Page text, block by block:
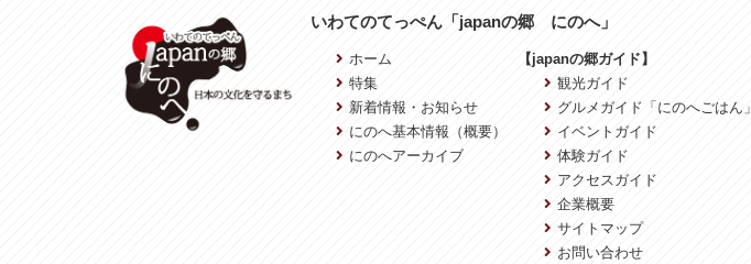
いわてのてっぺん「japanの郷 にのへ」
ホーム
特集
新着情報・お知らせ
にのへ基本情報（概要）
にのへアーカイブ
【japanの郷ガイド】
観光ガイド
グルメガイド「にのへごはん」
イベントガイド
体験ガイド
アクセスガイド
企業概要
サイトマップ
お問い合わせ